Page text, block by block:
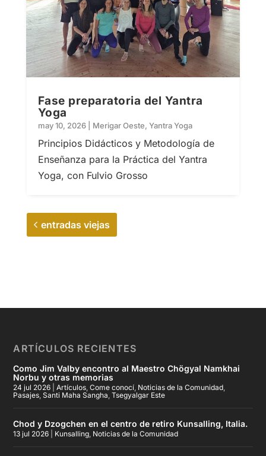
Fase preparatoria del Yantra
Yoga
may 10, 2026| Merigar Oeste, Yantra Yoga
Principios Didácticos y Metodología de
Enseñanza para la Práctica del Yantra
Yoga, con Fulvio Grosso
entradas viejas
ARTÍCULOS RECIENTES
Como Jim Valby encontro al Maestro Chögyal Namkhai
Norbu y otras memorias
24 jul 2026 |Artículos ,Come conocí Noticias de la Comunidad
Pasajes ,Santi Maha Sangha ,Tsegyalgar Este
Chod y Dzogchen en el centro de retiro Kunsalling, Italia.
13 jul 2026 Kunsalling Noticias de la Comunidad